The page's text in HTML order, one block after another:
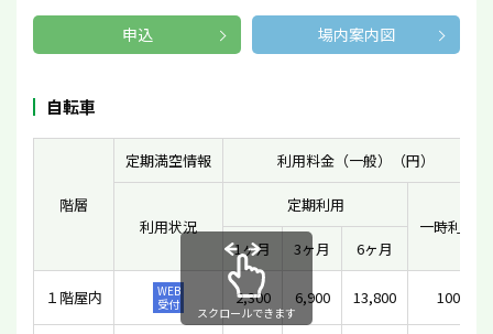
申込 場内案内図
自転車
階層
定期満空情報 利用料金（一般）（円）
利用状況
定期利用
一時利用
1ヶ月
3ヶ月 6ヶ月
１階屋内
WEB
受付
2,300 6,900 13,800 100
スクロールできます